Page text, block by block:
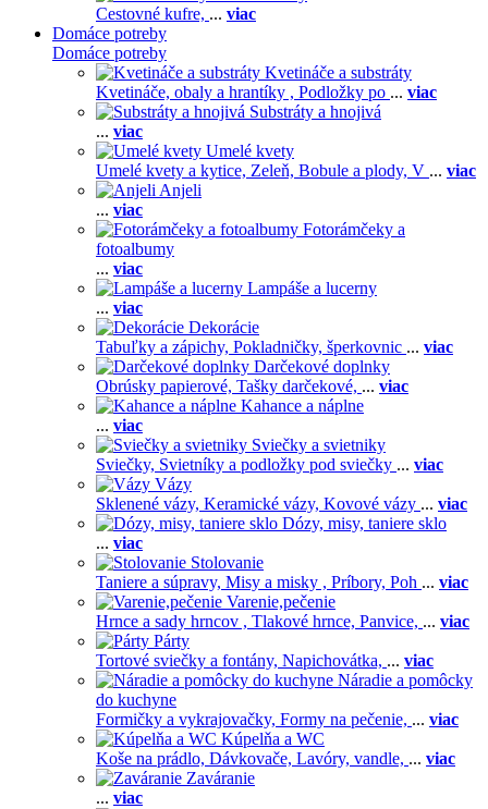
Cestovné kufre, ... viac
Domáce potreby
Domáce potreby
Kvetináče a substráty
Kvetináče, obaly a hrantíky , Podložky po ... viac
Substráty a hnojivá
... viac
Umelé kvety
Umelé kvety a kytice, Zeleň, Bobule a plody, V ... viac
Anjeli
... viac
Fotorámčeky a
fotoalbumy
... viac
Lampáše a lucerny
... viac
Dekorácie
Tabuľky a zápichy, Pokladničky, šperkovnic ... viac
Darčekové doplnky
Obrúsky papierové, Tašky darčekové, ... viac
Kahance a náplne
... viac
Sviečky a svietniky
Sviečky, Svietníky a podložky pod sviečky ... viac
Vázy
Sklenené vázy, Keramické vázy, Kovové vázy ... viac
Dózy, misy, taniere sklo
... viac
Stolovanie
Taniere a súpravy, Misy a misky , Príbory, Poh ... viac
Varenie,pečenie
Hrnce a sady hrncov , Tlakové hrnce, Panvice, ... viac
Párty
Tortové sviečky a fontány, Napichovátka, ... viac
Náradie a pomôcky
do kuchyne
Formičky a vykrajovačky, Formy na pečenie, ... viac
Kúpelňa a WC
Koše na prádlo, Dávkovače, Lavóry, vandle, ... viac
Zaváranie
... viac